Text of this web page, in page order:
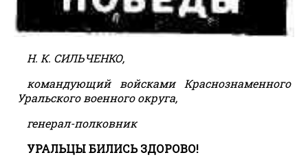
Н. К. СИЛЬЧЕНКО,
командующий войсками Краснознаменного
Уральского военного округа,
генерал-полковник
УРАЛЬЦЫ БИЛИСЬ ЗДОРОВО!